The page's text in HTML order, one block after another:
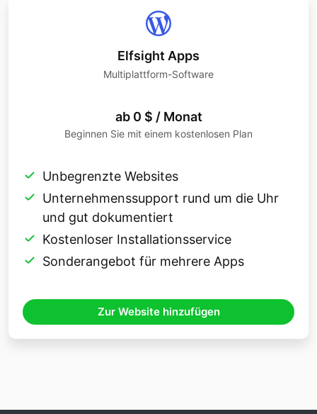
Elfsight Apps
Multiplattform-Software
ab 0 $ / Monat
Beginnen Sie mit einem kostenlosen Plan
Unbegrenzte Websites
Unternehmenssupport rund um die Uhr
und gut dokumentiert
Kostenloser Installationsservice
Sonderangebot für mehrere Apps
Zur Website hinzufügen